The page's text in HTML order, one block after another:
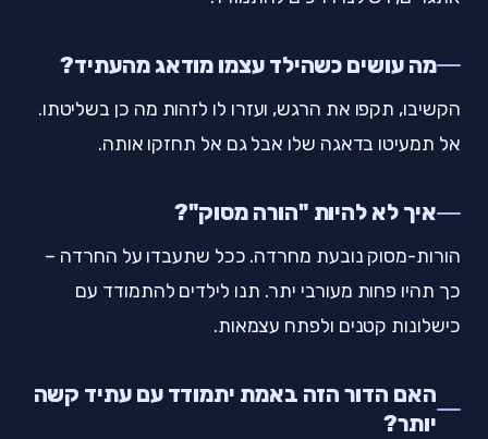
מה עושים כשהילד עצמו מודאג מהעתיד?
הקשיבו, תקפו את הרגש, ועזרו לו לזהות מה כן בשליטתו.
אל תמעיטו בדאגה שלו אבל גם אל תחזקו אותה.
איך לא להיות "הורה מסוק"?
הורות-מסוק נובעת מחרדה. ככל שתעבדו על החרדה –
כך תהיו פחות מעורבי יתר. תנו לילדים להתמודד עם
כישלונות קטנים ולפתח עצמאות.
האם הדור הזה באמת יתמודד עם עתיד קשה
יותר?